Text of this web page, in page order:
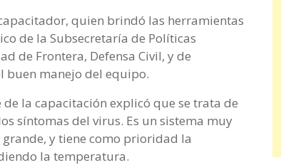
quien brindó las herramientas
de la Subsecretaría de Políticas
de Frontera, Defensa Civil, y de
manejo del equipo.
la capacitación explicó que se trata de
síntomas del virus. Es un sistema muy
y tiene como prioridad la
la temperatura.